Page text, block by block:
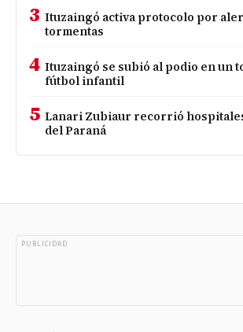
3 Ituzaingó activa protocolo por
tormentas
4 Ituzaingó se subió al podio en un
fútbol infantil
5 Lanari Zubiaur recorrió
del Paraná
PUBLICIDAD